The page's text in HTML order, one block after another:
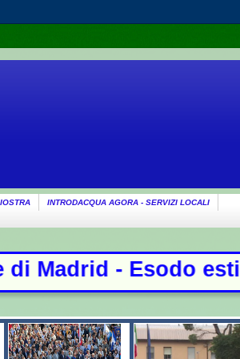
INTRODACQUA AGORA - SERVIZI LOCALI
Il